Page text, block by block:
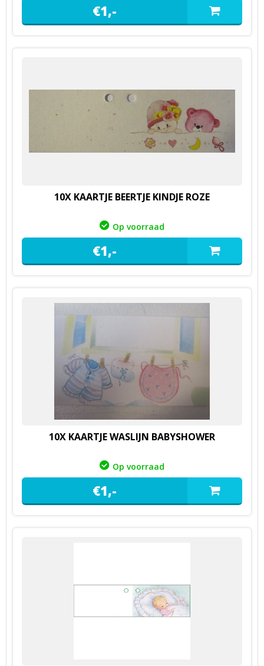
€1,-
10X KAARTJE BEERTJE KINDJE ROZE
Op voorraad
€1,-
10X KAARTJE WASLIJN BABYSHOWER
Op voorraad
€1,-